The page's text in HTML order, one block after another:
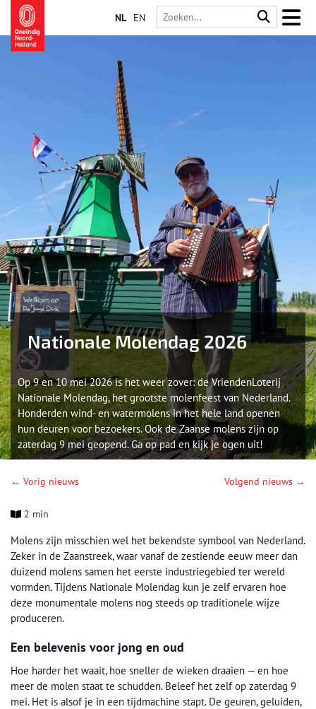
NL EN
Nationale Molendag 2026
Op 9 en 10 mei 2026 is het weer zover: de VriendenLoterij
Nationale Molendag, het grootste molenfeest van Nederland.
Honderden wind- en watermolens in het hele land openen
hun deuren voor bezoekers. Ook de Zaanse molens zijn op
zaterdag 9 mei geopend. Ga op pad en kijk je ogen uit!
← Vorig nieuws Volgend nieuws →
2 min
Molens zijn misschien wel het bekendste symbool van Nederland.
Zeker in de Zaanstreek, waar vanaf de zestiende eeuw meer dan
duizend molens samen het eerste industriegebied ter wereld
vormden. Tijdens Nationale Molendag kun je zelf ervaren hoe
deze monumentale molens nog steeds op traditionele wijze
produceren.
Een belevenis voor jong en oud
Hoe harder het waait, hoe sneller de wieken draaien — en hoe
meer de molen staat te schudden. Beleef het zelf op zaterdag 9
mei. Het is alsof je in een tijdmachine stapt. De geuren, geluiden,